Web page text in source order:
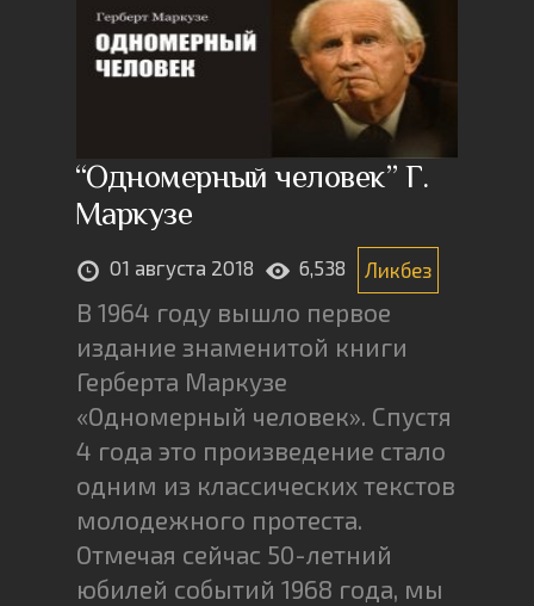
“Одномерный человек” Г.
Маркузе
01 августа 2018 6,538 Ликбез
В 1964 году вышло первое
издание знаменитой книги
Герберта Маркузе
«Одномерный человек». Спустя
4 года это произведение стало
одним из классических текстов
молодежного протеста.
Отмечая сейчас 50-летний
юбилей событий 1968 года, мы